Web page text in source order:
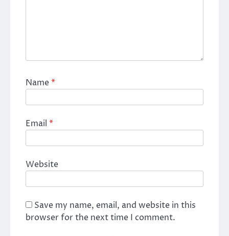
Name*
Email *
Website
Save my name, email, and website in this
browser for the next time I comment.